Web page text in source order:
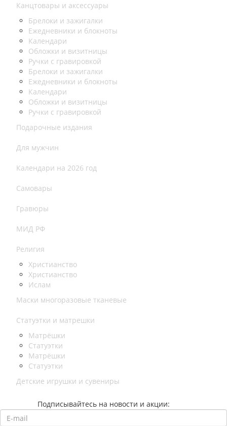
Канцтовары и аксессуары
Брелоки и зажигалки
Ежедневники и блокноты
Календари
Обложки и визитницы
Ручки с гравировкой
Брелоки и зажигалки
Ежедневники и блокноты
Календари
Обложки и визитницы
Ручки с гравировкой
Подарочные издания
Для мужчин
Календари на 2026 год
Самовары
Гравюры
МИД РФ
Религия
Христианство
Христианство
Ислам
Маски многоразовые тканевые
Статуэтки и матрешки
Матрёшки
Статуэтки
Матрёшки
Статуэтки
Детские игрушки и сувениры
Подписывайтесь на новости и акции: